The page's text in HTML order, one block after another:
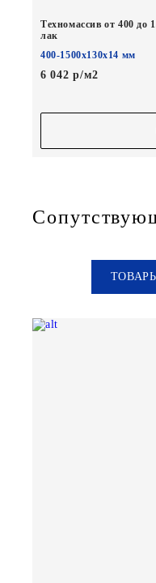
Техномассив от 400 до
лак
400-1500х130х14 мм
6 042 р/м2